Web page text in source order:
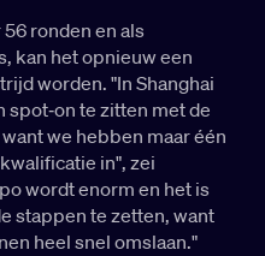
56 ronden en als
kan het opnieuw een
worden. "In Shanghai
te zitten met de
we hebben maar één
in", zei
wordt enorm en het is
stappen te zetten, want
heel snel omslaan."